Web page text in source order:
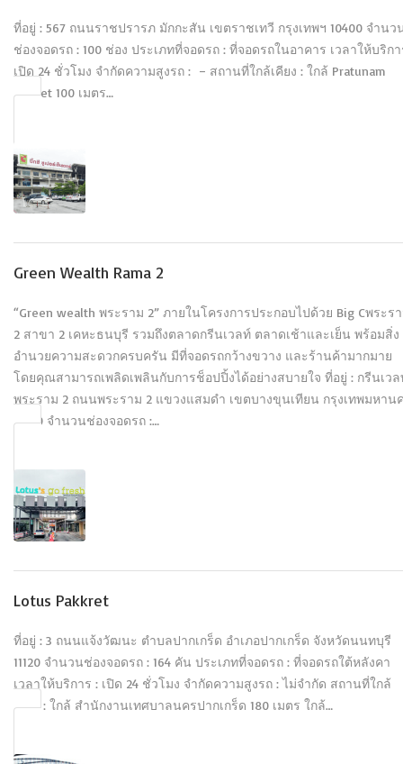
ที่อยู่ : 567 ถนนราชปรารภ มักกะสัน เขตราชเทวี กรุงเทพฯ 10400 จำนว
ช่องจอดรถ : 100 ช่อง ประเภทที่จอดรถ : ที่จอดรถในอาคาร เวลาให้บริกา
เปิด 24 ชั่วโมง จำกัดความสูงรถ : – สถานที่ใกล้เคียง : ใกล้ Pratunam
Market 100 เมตร…
Green Wealth Rama 2
“Green wealth พระราม 2” ภายในโครงการประกอบไปด้วย Big Cพระร
2 สาขา 2 เคหะธนบุรี รวมถึงตลาดกรีนเวลท์ ตลาดเช้าและเย็น พร้อมสิ่ง
อำนวยความสะดวกครบครัน มีที่จอดรถกว้างขวาง และร้านค้ามากมาย
โดยคุณสามารถเพลิดเพลินกับการช็อปปิ้งได้อย่างสบายใจ ที่อยู่ : กรีนเว
พระราม 2 ถนนพระราม 2 แขวงแสมดำ เขตบางขุนเทียน กรุงเทพมหาน
10150 จำนวนช่องจอดรถ :…
Lotus Pakkret
ที่อยู่ : 3 ถนนแจ้งวัฒนะ ตำบลปากเกร็ด อำเภอปากเกร็ด จังหวัดนนทบุรี
11120 จำนวนช่องจอดรถ : 164 คัน ประเภทที่จอดรถ : ที่จอดรถใต้หลังคา
เวลาให้บริการ : เปิด 24 ชั่วโมง จำกัดความสูงรถ : ไม่จำกัด สถานที่ใกล้
เคียง : ใกล้ สำนักงานเทศบาลนครปากเกร็ด 180 เมตร ใกล้…